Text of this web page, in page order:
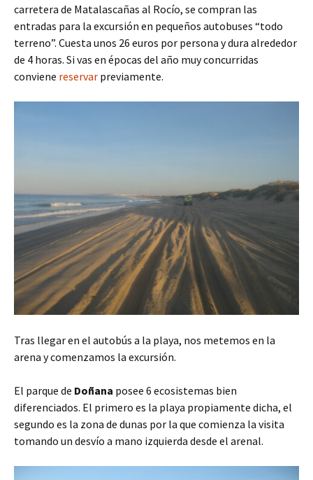
carretera de Matalascañas al Rocío, se compran las
entradas para la excursión en pequeños autobuses “todo
terreno”. Cuesta unos 26 euros por persona y dura alrededor
de 4 horas. Si vas en épocas del año muy concurridas
conviene reservar previamente.
Tras llegar en el autobús a la playa, nos metemos en la
arena y comenzamos la excursión.
El parque de Doñana posee 6 ecosistemas bien
diferenciados. El primero es la playa propiamente dicha, el
segundo es la zona de dunas por la que comienza la visita
tomando un desvío a mano izquierda desde el arenal.